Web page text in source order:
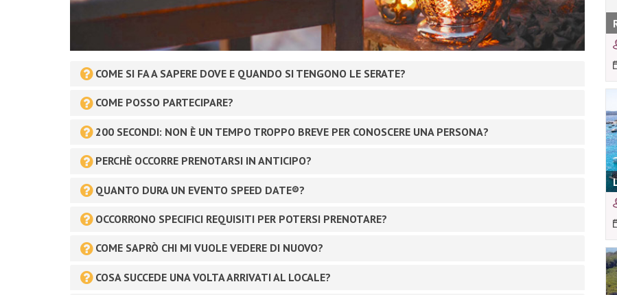
COME SI FA A SAPERE DOVE E QUANDO SI TENGONO LE SERATE?
COME POSSO PARTECIPARE?
200 SECONDI: NON È UN TEMPO TROPPO BREVE PER CONOSCERE UNA PERSONA?
PERCHÈ OCCORRE PRENOTARSI IN ANTICIPO?
QUANTO DURA UN EVENTO SPEED DATE®?
OCCORRONO SPECIFICI REQUISITI PER POTERSI PRENOTARE?
COME SAPRÒ CHI MI VUOLE VEDERE DI NUOVO?
COSA SUCCEDE UNA VOLTA ARRIVATI AL LOCALE?